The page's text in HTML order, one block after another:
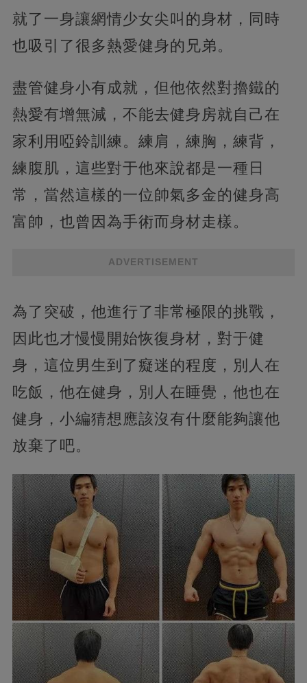
就了一身讓網情少女尖叫的身材，同時
也吸引了很多熱愛健身的兄弟。
盡管健身小有成就，但他依然對擼鐵的
熱愛有增無減，不能去健身房就自己在
家利用啞鈴訓練。練肩，練胸，練背，
練腹肌，這些對于他來說都是一種日
常，當然這樣的一位帥氣多金的健身高
富帥，也曾因為手術而身材走樣。
ADVERTISEMENT
為了突破，他進行了非常極限的挑戰，
因此也才慢慢開始恢復身材，對于健
身，這位男生到了癡迷的程度，別人在
吃飯，他在健身，別人在睡覺，他也在
健身，小編猜想應該沒有什麼能夠讓他
放棄了吧。